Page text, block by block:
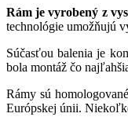
Rám je vyrobený z
technológie umožňujú
Súčasťou balenia je
bola montáž čo
Rámy sú
Európskej únii.